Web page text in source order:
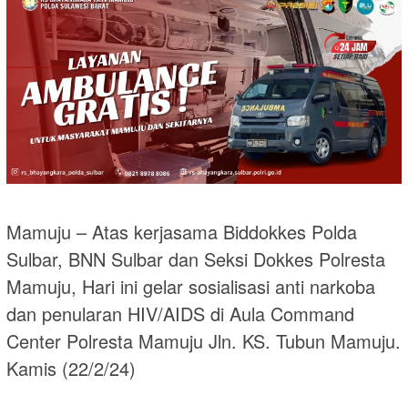
Mamuju – Atas kerjasama Biddokkes Polda
Sulbar, BNN Sulbar dan Seksi Dokkes Polresta
Mamuju, Hari ini gelar sosialisasi anti narkoba
dan penularan HIV/AIDS di Aula Command
Center Polresta Mamuju Jln. KS. Tubun Mamuju.
Kamis (22/2/24)